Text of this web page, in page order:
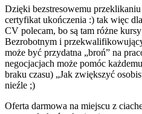
Dzięki bezstresowemu przeklikaniu
certyfikat ukończenia :) tak więc
CV polecam, bo są tam różne
Bezrobotnym i
może być przydatna „broń” na
negocjacjach może pomóc
braku czasu) „Jak zwiększyć
nieźle ;)
Oferta darmowa na miejscu z